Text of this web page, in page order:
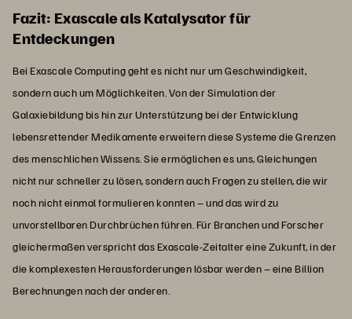
Fazit: Exascale als Katalysator für
Entdeckungen
Bei Exascale Computing geht es nicht nur um Geschwindigkeit,
sondern auch um Möglichkeiten. Von der Simulation der
Galaxiebildung bis hin zur Unterstützung bei der Entwicklung
lebensrettender Medikamente erweitern diese Systeme die Grenzen
des menschlichen Wissens. Sie ermöglichen es uns, Gleichungen
nicht nur schneller zu lösen, sondern auch Fragen zu stellen, die wir
noch nicht einmal formulieren konnten – und das wird zu
unvorstellbaren Durchbrüchen führen. Für Branchen und Forscher
gleichermaßen verspricht das Exascale-Zeitalter eine Zukunft, in der
die komplexesten Herausforderungen lösbar werden – eine Billion
Berechnungen nach der anderen.